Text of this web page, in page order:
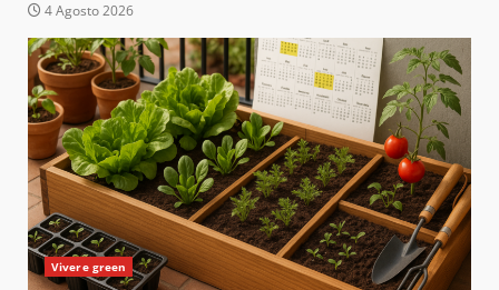
4 Agosto 2026
Vivere green